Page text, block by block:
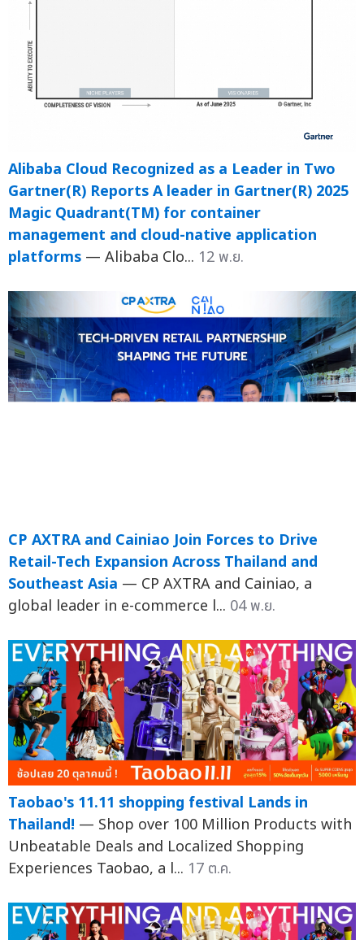
Alibaba Cloud Recognized as a Leader in Two
Gartner(R) Reports A leader in Gartner(R) 2025
Magic Quadrant(TM) for container
management and cloud-native application
platforms — Alibaba Clo... 12 พ.ย.
CP AXTRA and Cainiao Join Forces to Drive
Retail-Tech Expansion Across Thailand and
Southeast Asia — CP AXTRA and Cainiao, a
global leader in e-commerce l... 04 พ.ย.
Taobao's 11.11 shopping festival Lands in
Thailand! — Shop over 100 Million Products with
Unbeatable Deals and Localized Shopping
Experiences Taobao, a l... 17 ต.ค.